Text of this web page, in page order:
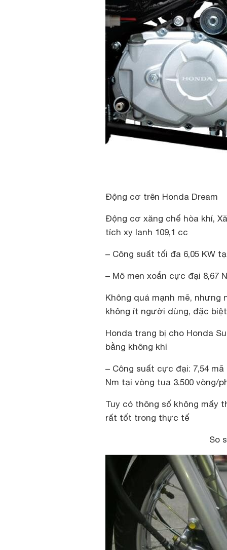
Động cơ trên Honda Dream
Động cơ xăng chế hòa khí,
tích xy lanh 109,1 cc
– Công suất tối đa 6,05 KW
– Mô men xoắn cực đại 8,67
Không quá mạnh mẽ, nhưng
không ít người dùng, đặc
Honda trang bị cho Honda
bằng không khí
– Công suất cực đại: 7,54
Nm tại vòng tua 3.500 vòng/
Tuy có thông số không mấy
rất tốt trong thực tế
So